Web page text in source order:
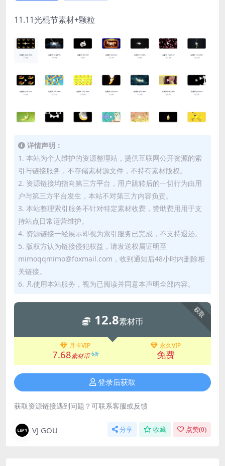
11.11光棍节素材+颗粒
详情声明：
1. 本站为个人维护的资源整理站，提供互联网公开资源的索
引与链接服务，不存储素材源文件，不持有素材版权。
2. 资源链接均指向第三方平台，用户跳转后的一切行为由用
户与第三方平台发生，本站不对第三方内容负责。
3. 本站整理索引服务不针对特定素材收费，赞助费用用于支
持站点日常运营维护。
4. 资源链接一经展示即视为索引服务已完成，不支持退还。
5. 版权方认为链接侵犯权益，请发送权属证明至
mimoqqmimo@foxmail.com，收到通知后48小时内删除相
关链接。
6. 凡使用本站服务，视为已阅读并同意本声明全部内容。
获取
12.8素材币
月卡VIP
7.68素材币 6折
永久VIP
免费
登录后获取
获取资源链接遇到问题？可联系客服或反馈
VJ GOU 分享 收藏 点赞(0)